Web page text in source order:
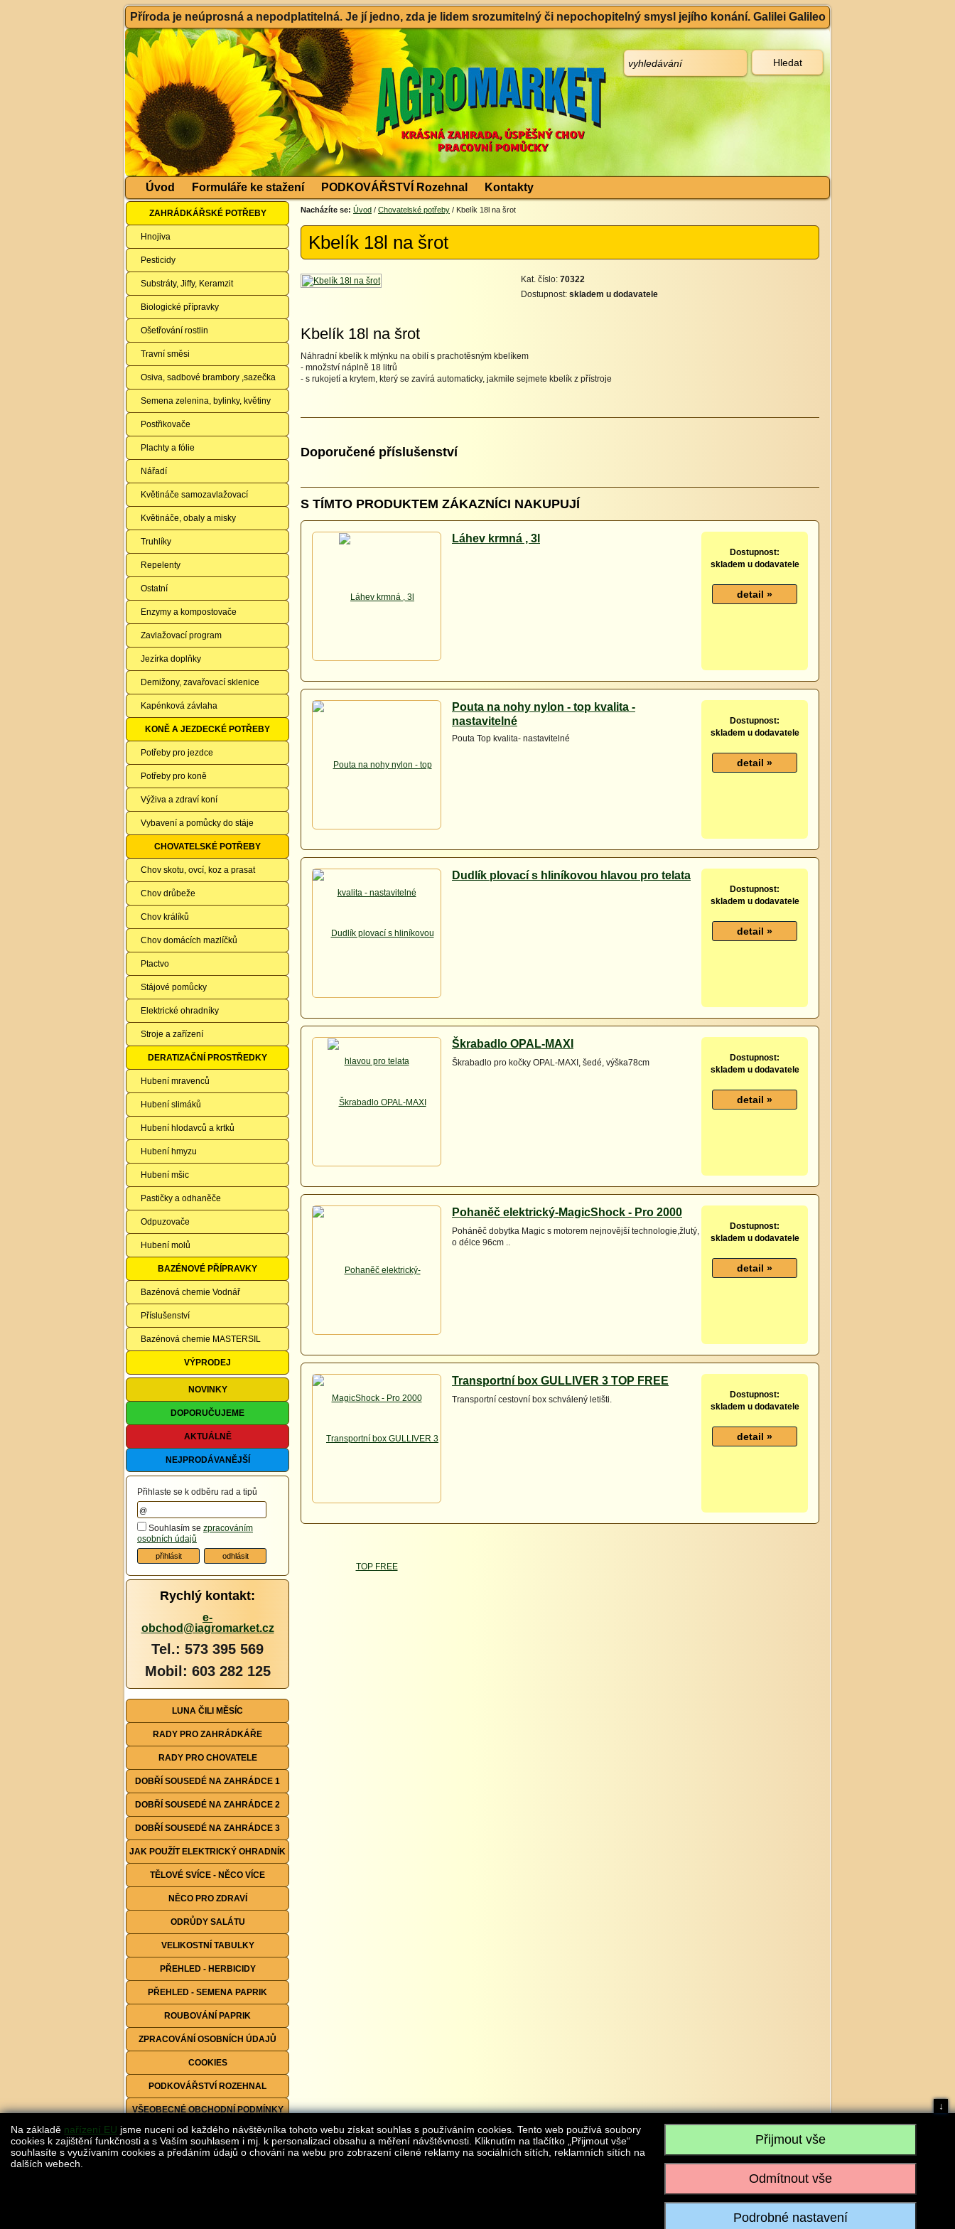
Příroda je neúprosná a nepodplatitelná. Je jí jedno, zda je lidem srozumitelný či nepochopitelný smysl jejího konání. Galilei Galileo
Úvod Formuláře ke stažení PODKOVÁŘSTVÍ Rozehnal Kontakty
ZAHRÁDKÁŘSKÉ POTŘEBY
Hnojiva
Pesticidy
Substráty, Jiffy, Keramzit
Biologické přípravky
Ošetřování rostlin
Travní směsi
Osiva, sadbové brambory ,sazečka
Semena zelenina, bylinky, květiny
Postřikovače
Plachty a fólie
Nářadí
Květináče samozavlažovací
Květináče, obaly a misky
Truhlíky
Repelenty
Ostatní
Enzymy a kompostovače
Zavlažovací program
Jezírka doplňky
Demižony, zavařovací sklenice
Kapénková závlaha
KONĚ A JEZDECKÉ POTŘEBY
Potřeby pro jezdce
Potřeby pro koně
Výživa a zdraví koní
Vybavení a pomůcky do stáje
CHOVATELSKÉ POTŘEBY
Chov skotu, ovcí, koz a prasat
Chov drůbeže
Chov králíků
Chov domácích mazlíčků
Ptactvo
Stájové pomůcky
Elektrické ohradníky
Stroje a zařízení
DERATIZAČNÍ PROSTŘEDKY
Hubení mravenců
Hubení slimáků
Hubení hlodavců a krtků
Hubení hmyzu
Hubení mšic
Pastičky a odhaněče
Odpuzovače
Hubení molů
BAZÉNOVÉ PŘÍPRAVKY
Bazénová chemie Vodnář
Příslušenství
Bazénová chemie MASTERSIL
VÝPRODEJ
NOVINKY
DOPORUČUJEME
AKTUÁLNĚ
NEJPRODÁVANĚJŠÍ
Přihlaste se k odběru rad a tipů
Souhlasím se zpracováním
osobních údajů
Rychlý kontakt:
e-
obchod@iagromarket.cz
Tel.: 573 395 569
Mobil: 603 282 125
LUNA ČILI MĚSÍC
RADY PRO ZAHRÁDKÁŘE
RADY PRO CHOVATELE
DOBŘÍ SOUSEDÉ NA ZAHRÁDCE 1
DOBŘÍ SOUSEDÉ NA ZAHRÁDCE 2
DOBŘÍ SOUSEDÉ NA ZAHRÁDCE 3
JAK POUŽÍT ELEKTRICKÝ OHRADNÍK
TĚLOVÉ SVÍCE - NĚCO VÍCE
NĚCO PRO ZDRAVÍ
ODRŮDY SALÁTU
VELIKOSTNÍ TABULKY
PŘEHLED - HERBICIDY
PŘEHLED - SEMENA PAPRIK
ROUBOVÁNÍ PAPRIK
ZPRACOVÁNÍ OSOBNÍCH ÚDAJŮ
COOKIES
PODKOVÁŘSTVÍ ROZEHNAL
VŠEOBECNÉ OBCHODNÍ PODMÍNKY
FORMULÁŘE KE STAŽENÍ
Nacházíte se: Úvod / Chovatelské potřeby / Kbelík 18l na šrot
Kbelík 18l na šrot
Kat. číslo: 70322
Dostupnost: skladem u dodavatele
Kbelík 18l na šrot
Náhradní kbelík k mlýnku na obilí s prachotěsným kbelíkem
- množství náplně 18 litrů
- s rukojetí a krytem, který se zavírá automaticky, jakmile sejmete kbelík z přístroje
Doporučené příslušenství
S TÍMTO PRODUKTEM ZÁKAZNÍCI NAKUPUJÍ
Láhev krmná , 3l
Dostupnost:
skladem u dodavatele
Pouta na nohy nylon - top kvalita -
nastavitelné
Pouta Top kvalita- nastavitelné
Dostupnost:
skladem u dodavatele
Dudlík plovací s hliníkovou hlavou pro telata
Dostupnost:
skladem u dodavatele
Škrabadlo OPAL-MAXI
Škrabadlo pro kočky OPAL-MAXI, šedé, výška78cm
Dostupnost:
skladem u dodavatele
Pohaněč elektrický-MagicShock - Pro 2000
Poháněč dobytka Magic s motorem nejnovější technologie,žlutý,
o délce 96cm ..
Dostupnost:
skladem u dodavatele
Transportní box GULLIVER 3 TOP FREE
Transportní cestovní box schválený letišti.
Dostupnost:
skladem u dodavatele
je AGROMARKET IRSI s.r.o., IČO: 28304845, se sídlem č.p. 17, 768 75 Loukov
Realizace:w-software.com
Na základě nařízení EU jsme nuceni od každého návštěvníka tohoto webu získat souhlas s používáním cookies. Tento web používá soubory
cookies k zajištění funkčnosti a s Vaším souhlasem i mj. k personalizaci obsahu a měření návštěvnosti. Kliknutím na tlačítko „Přijmout vše“
souhlasíte s využívaním cookies a předáním údajů o chování na webu pro zobrazení cílené reklamy na sociálních sítích, reklamních sítích na
dalších webech.
↓